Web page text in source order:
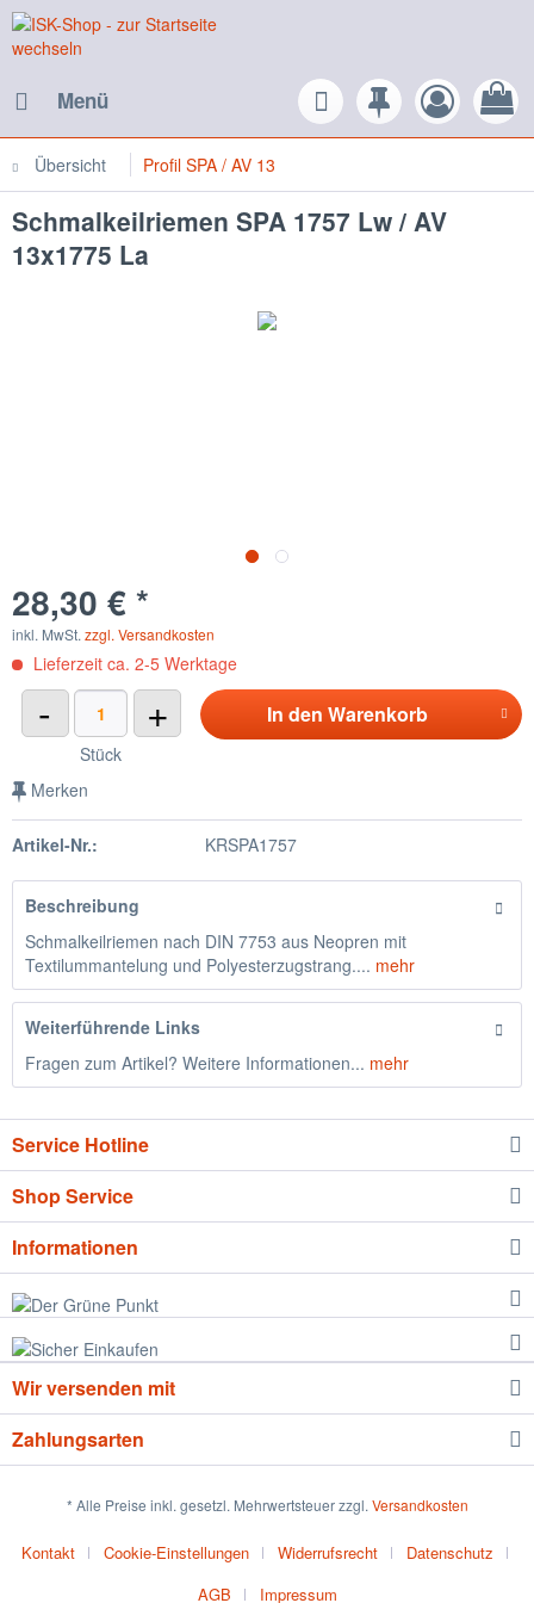
Menü
Übersicht Profil SPA / AV 13
Schmalkeilriemen SPA 1757 Lw / AV
13x1775 La
28,30 € *
inkl. MwSt. zzgl. Versandkosten
Lieferzeit ca. 2-5 Werktage
- +
Stück
In den Warenkorb
Merken
Artikel-Nr.: KRSPA1757
Beschreibung
Schmalkeilriemen nach DIN 7753 aus Neopren mit
Textilummantelung und Polyesterzugstrang.... mehr
Weiterführende Links
Fragen zum Artikel? Weitere Informationen... mehr
Service Hotline
Shop Service
Informationen
Wir versenden mit
Zahlungsarten
* Alle Preise inkl. gesetzl. Mehrwertsteuer zzgl. Versandkosten
Kontakt Cookie-Einstellungen Widerrufsrecht
Datenschutz
AGB
Impressum